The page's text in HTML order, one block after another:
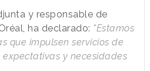
y responsable de
ha declarado: "Estamos
que impulsen servicios de
y necesidades